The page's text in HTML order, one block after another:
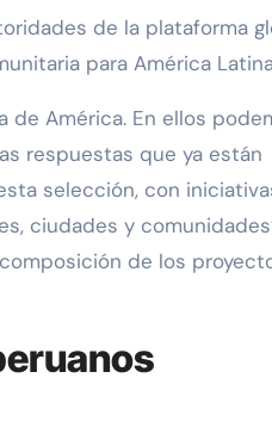
de la plataforma
para América
de América. En ellos
respuestas que ya están
selección, con
ciudades y
de los